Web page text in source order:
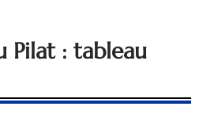
Pilat : tableau